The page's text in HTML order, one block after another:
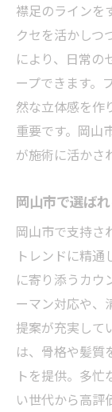
襟足のラインを
クセを活かしつ
により、日常の
ープできます。
然な立体感を作
重要です。岡山
が施術に活かさ
岡山市で選ば
岡山市で支持さ
トレンドに精
に寄り添うカウ
ーマン対応や、
提案が充実して
は、骨格や髪質
トを提供。多
い世代から高評